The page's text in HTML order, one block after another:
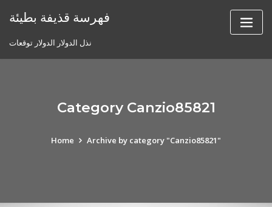
فهرسة قذيفة بطيئة
نذل الدولار الدولار توقعات
Category Canzio85821
Home Archive by category "Canzio85821"